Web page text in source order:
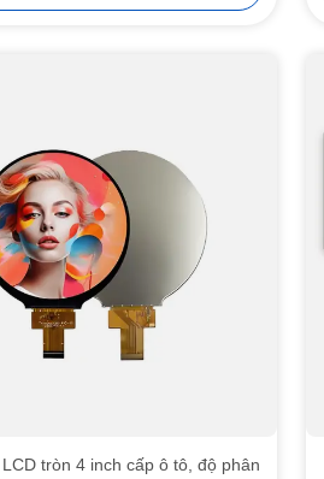
tròn 4 inch cấp ô tô, độ phân